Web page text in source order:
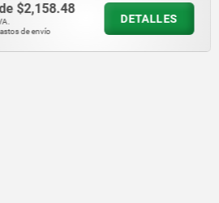
desde $641.44
más IVA.
más gastos de envío
DETALLES